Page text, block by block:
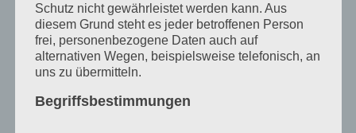
შემცირდა. ქვეყნიდან მაქსიმალური გადინება
ხდება. ეს ნიშნავს იმას, რომ საქართველოს
ეკონომიკას თავისი გადმორიცხვებით
ემიგრანტები ინახავენ. ამიტომ,
Schutz nicht gewährleistet werden kann. Aus
diesem Grund steht es jeder betroffenen Person
frei, personenbezogene Daten auch auf
alternativen Wegen, beispielsweise telefonisch, an
uns zu übermitteln.
Begriffsbestimmungen